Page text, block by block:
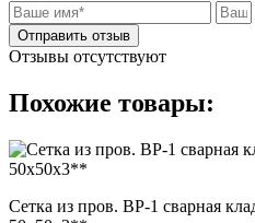
Отправить отзыв
Отзывы отсутствуют
Похожие товары:
Сетка из пров. ВР-1 сварная